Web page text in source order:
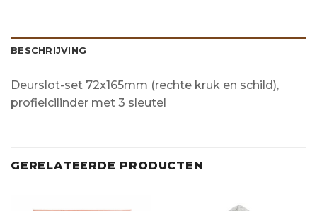
BESCHRIJVING
Deurslot-set 72x165mm (rechte kruk en schild),
profielcilinder met 3 sleutel
GERELATEERDE PRODUCTEN